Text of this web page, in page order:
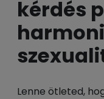
kérdés
Lenne ötleted,